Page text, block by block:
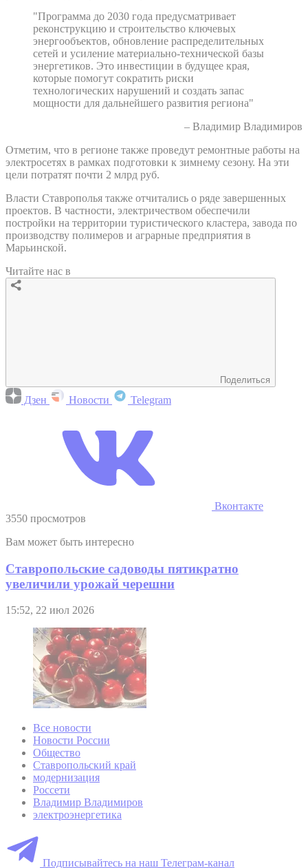
"Программа до 2030 года предусматривает
реконструкцию и строительство ключевых
энергообъектов, обновление распределительных
сетей и усиление материально-технической базы
энергетиков. Это инвестиции в будущее края,
которые помогут сократить риски
технологических нарушений и создать запас
мощности для дальнейшего развития региона"
– Владимир Владимиров
Отметим, что в регионе также проведут ремонтные работы на
электросетях в рамках подготовки к зимнему сезону. На эти
цели потратят почти 2 млрд руб.
Власти Ставрополья также отчитались о ряде завершенных
проектов. В частности, электричеством обеспечили
постройки на территории туристического кластера, завода по
производству полимеров и аграрные предприятия в
Марьинской.
Читайте нас в
Поделиться
Дзен Новости Telegram
Вконтакте
3550 просмотров
Вам может быть интересно
Ставропольские садоводы пятикратно
увеличили урожай черешни
15:52, 22 июл 2026
Все новости
Новости России
Общество
Ставропольский край
модернизация
Россети
Владимир Владимиров
электроэнергетика
Подписывайтесь на наш Телеграм-канал